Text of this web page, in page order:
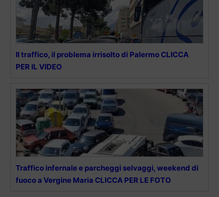
Il traffico, il problema irrisolto di Palermo CLICCA
PER IL VIDEO
Traffico infernale e parcheggi selvaggi, weekend di
fuoco a Vergine Maria CLICCA PER LE FOTO